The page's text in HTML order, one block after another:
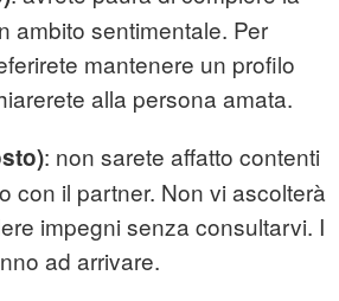
ambito sentimentale. Per
mantenere un profilo
alla persona amata.
: non sarete affatto contenti
con il partner. Non vi ascolterà
impegni senza consultarvi. I
ad arrivare.